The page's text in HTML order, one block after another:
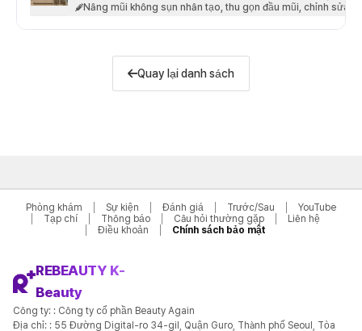
Nâng mũi không sụn nhân tạo, thu gọn đầu mũi, chỉnh sửa
Quay lại danh sách
Phòng khám Sự kiện Đánh giá Trước/Sau
YouTube
Tạp chí
Thông báo Câu hỏi thường gặp
Liên hệ
Điều khoản
Chính sách bảo mật
REBEAUTY K-
Beauty
Công ty: : Công ty cổ phần Beauty Again
Địa chỉ: : 55 Đường Digital-ro 34-gil, Quận Guro, Thành phố Seoul, Tòa